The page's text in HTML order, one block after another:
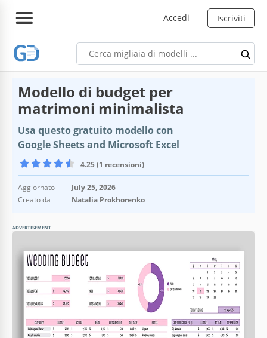
Accedi Iscriviti
Modello di budget per
matrimoni minimalista
Usa questo gratuito modello con
Google Sheets and Microsoft Excel
4.25 (1 recensioni)
Aggiornato
July 25, 2026
Creato da
Natalia Prokhorenko
ADVERTISEMENT